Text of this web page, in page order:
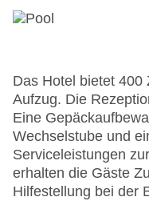
Das Hotel bietet 400
Aufzug. Die
Eine
Wechselstube und
Serviceleistungen
erhalten die Gäste
Hilfestellung bei der